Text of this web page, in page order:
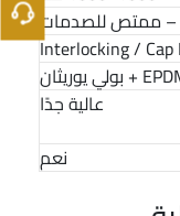
– ممتص للصدمات
Interlocking / Cap
عالية جدًا
نعم